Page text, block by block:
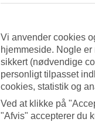
Vi anvender cookies
hjemmeside. Nogle
sikkert (nødvendige
personligt tilpasset
cookies, statistik og
Ved at klikke på
"Afvis" accepterer du